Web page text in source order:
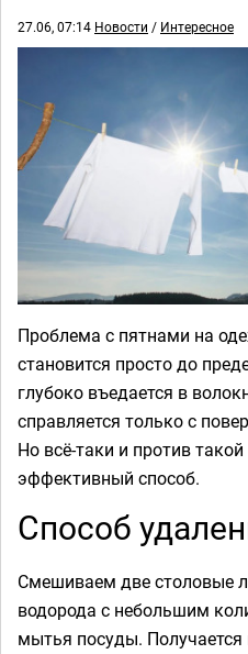
27.06, 07:14 Новости / Интересное
Проблема с пятнами на
становится просто до
глубоко въедается в
справляется только с
Но всё-таки и против такой
эффективный способ.
Способ
Смешиваем две столовые
водорода с небольшим
мытья посуды.